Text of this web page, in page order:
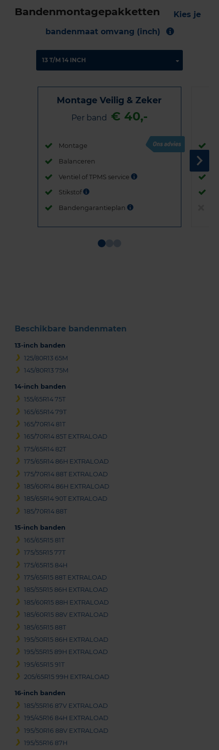
Bandenmontagepakketten
Kies je
bandenmaat omvang (inch)
Montage Veilig & Zeker
Per band € 40,-
Montage
Balanceren
Ventiel of TPMS service
Stikstof
Bandengarantieplan
Beschikbare bandenmaten
13-inch banden
125/80R13 65M
145/80R13 75M
14-inch banden
155/65R14 75T
165/65R14 79T
165/70R14 81T
165/70R14 85T EXTRALOAD
175/65R14 82T
175/65R14 86H EXTRALOAD
175/70R14 88T EXTRALOAD
185/60R14 86H EXTRALOAD
185/65R14 90T EXTRALOAD
185/70R14 88T
15-inch banden
165/65R15 81T
175/55R15 77T
175/65R15 84H
175/65R15 88T EXTRALOAD
185/55R15 86H EXTRALOAD
185/60R15 88H EXTRALOAD
185/60R15 88V EXTRALOAD
185/65R15 88T
195/50R15 86H EXTRALOAD
195/55R15 89H EXTRALOAD
195/65R15 91T
205/65R15 99H EXTRALOAD
16-inch banden
185/55R16 87V EXTRALOAD
195/45R16 84H EXTRALOAD
195/50R16 88V EXTRALOAD
195/55R16 87H